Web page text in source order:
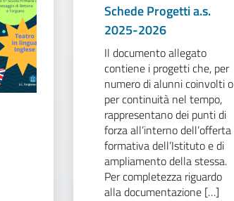
Schede Progetti a.s.
2025-2026
Il documento allegato
contiene i progetti che, per
numero di alunni coinvolti o
per continuità nel tempo,
rappresentano dei punti di
forza all’interno dell’offerta
formativa dell’Istituto e di
ampliamento della stessa.
Per completezza riguardo
alla documentazione […]